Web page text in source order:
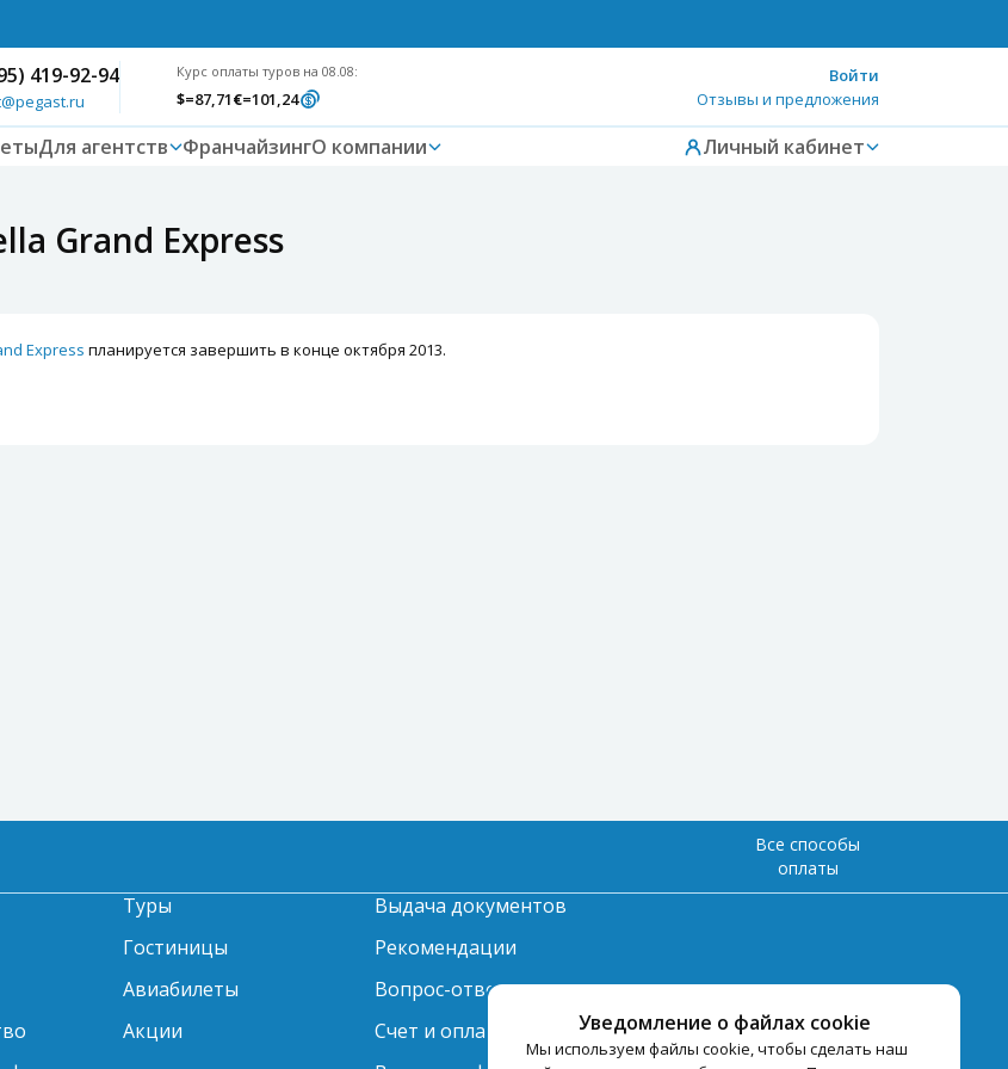
419-92-94 Курс оплаты туров на 08.08:
$=87,71€=101,24
Войти
Отзывы и предложения
Для агентств ФранчайзингО компании Личный кабинет
Grand Express
Express планируется завершить в конце октября 2013.
Уведомление о файлах cookie
Мы используем файлы cookie, чтобы сделать наш
Все способы
оплаты
Туры
Гостиницы
Авиабилеты
Акции
Выдача документов
Рекомендации
Вопрос-ответ
Счет и оплата